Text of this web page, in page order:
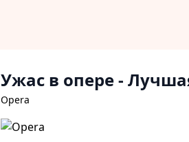
Ужас в опере-
Opera